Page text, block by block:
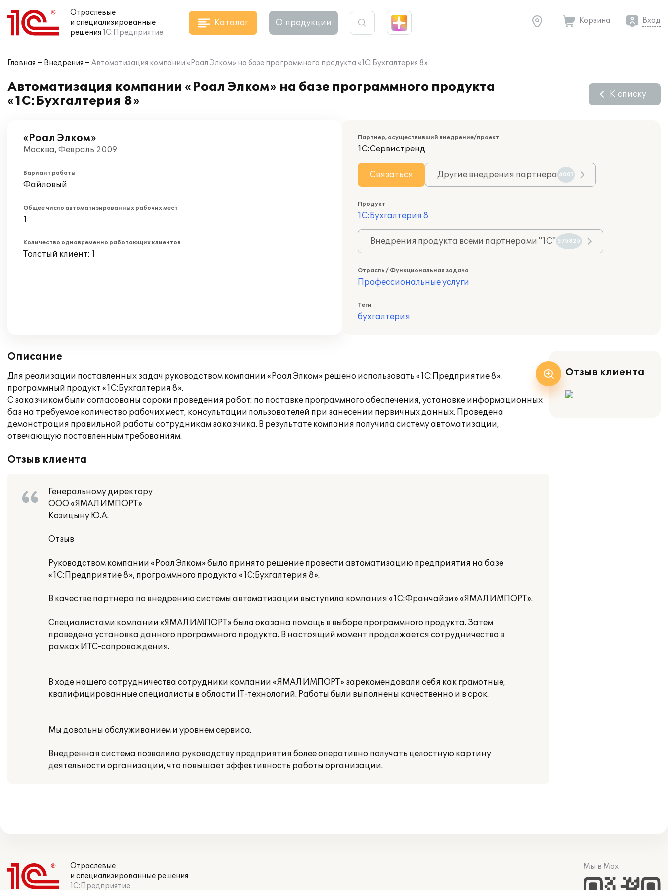
Отраслевые
и специализированные
решения 1С:Предприятие
Каталог О продукции Корзина Вход
Главная Внедрения Автоматизация компании «Роал Элком» на базе программного продукта «1С:Бухгалтерия 8»
Автоматизация компании «Роал Элком» на базе программного продукта
«1С:Бухгалтерия 8»
К списку
«Роал Элком»
Москва, Февраль 2009
Вариант работы
Файловый
Общее число автоматизированных рабочих мест
1
Количество одновременно работающих клиентов
Толстый клиент: 1
Партнер, осуществивший внедрение/проект
1С:Сервистренд
Связаться Другие внедрения партнера 6001
Продукт
1С:Бухгалтерия 8
Внедрения продукта всеми партнерами "1С" 575825
Отрасль / Функциональная задача
Профессиональные услуги
Теги
бухгалтерия
Описание
Для реализации поставленных задач руководством компании «Роал Элком» решено использовать «1С:Предприятие 8»,
программный продукт «1С:Бухгалтерия 8».
С заказчиком были согласованы сороки проведения работ: по поставке программного обеспечения, установке информационных
баз на требуемое количество рабочих мест, консультации пользователей при занесении первичных данных. Проведена
демонстрация правильной работы сотрудникам заказчика. В результате компания получила систему автоматизации,
отвечающую поставленным требованиям.
Отзыв клиента
Генеральному директору
ООО «ЯМАЛ ИМПОРТ»
Козицыну Ю.А.
Отзыв
Руководством компании «Роал Элком» было принято решение провести автоматизацию предприятия на базе
«1С:Предприятие 8», программного продукта «1С:Бухгалтерия 8».
В качестве партнера по внедрению системы автоматизации выступила компания «1С:Франчайзи» «ЯМАЛ ИМПОРТ».
Специалистами компании «ЯМАЛ ИМПОРТ» была оказана помощь в выборе программного продукта. Затем
проведена установка данного программного продукта. В настоящий момент продолжается сотрудничество в
рамках ИТС-сопровождения.
В ходе нашего сотрудничества сотрудники компании «ЯМАЛ ИМПОРТ» зарекомендовали себя как грамотные,
квалифицированные специалисты в области IT-технологий. Работы были выполнены качественно и в срок.
Мы довольны обслуживанием и уровнем сервиса.
Внедренная система позволила руководству предприятия более оперативно получать целостную картину
деятельности организации, что повышает эффективность работы организации.
Отзыв клиента
Отраслевые
и специализированные решения
1С:Предприятие
Мы в Max